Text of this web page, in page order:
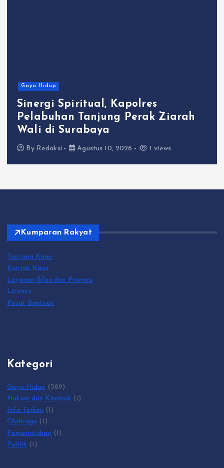
Gaya Hidup
Sinergi Spiritual, Kapolres
Pelabuhan Tanjung Perak Ziarah
Wali di Surabaya
By Redaksi Agustus 10, 2026 1 views
Kumparan Rakyat
Tentang Kami
Kontak Kami
Layanan Iklan dan Promosi
Licence
Pusat Bantuan
Kategori
Gaya Hidup (589)
Hukum dan Kriminal
(1)
Info Terkini (1)
Olahraga (1)
Pemerintahan (1)
Politik (1)